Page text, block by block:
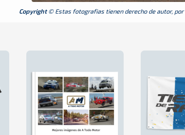
Copyright© Estas fotografias tienen derecho de autor,